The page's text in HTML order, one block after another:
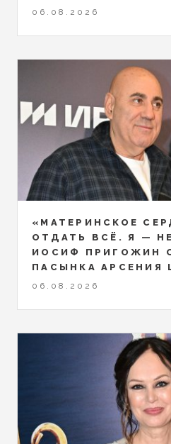
06.08.2026
«МАТЕРИНСКОЕ
ОТДАТЬ ВСЁ. Я —
ИОСИФ ПРИГОЖИН
ПАСЫНКА АРСЕНИЯ
06.08.2026